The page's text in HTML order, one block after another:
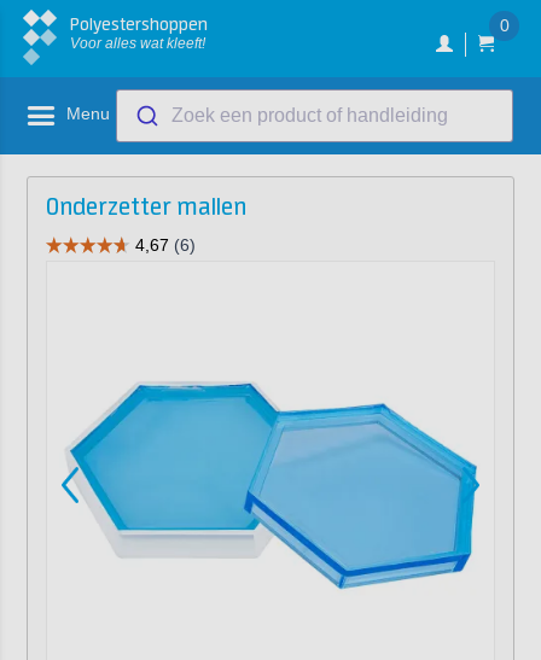
Polyestershoppen
Voor alles wat kleeft!
0
Menu Zoek een product of handleiding
Onderzetter mallen